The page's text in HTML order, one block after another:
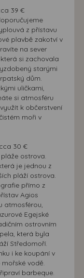
39 €
z přístavu
plavbě zakotví v
na sever
si zachovala
starými
dům.
uličkami,
si atmosféru
k občerstvení
moři v
30 €
ostrova.
je jednou z
pláží ostrova.
přímo z
Agios
atmosférou,
Egejské
ostrovním
která byla
Středomoří.
i ke koupání v
vodě.
barbeque.